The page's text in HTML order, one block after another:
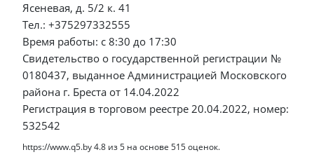
Ясеневая, д. 5/2 к. 41
Тел.: +375297332555
Время работы: с 8:30 до 17:30
Свидетельство о государственной регистрации №
0180437, выданное Администрацией Московского
района г. Бреста от 14.04.2022
Регистрация в торговом реестре 20.04.2022, номер:
532542
https://www.q5.by4.8 из5 на основе 515оценок.